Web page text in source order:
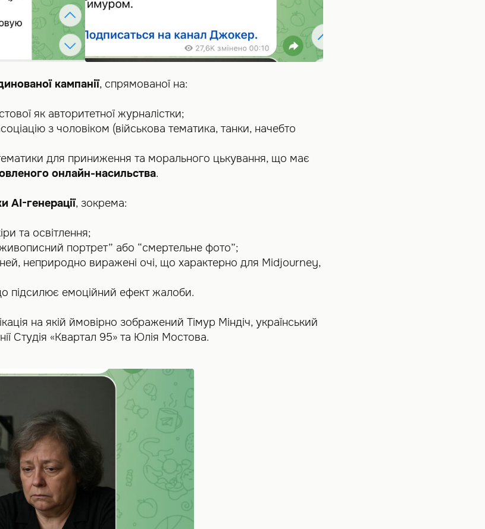
кампанії, спрямованої на:
як авторитетної журналістки;
з чоловіком (військова тематика, танки, начебто
для приниження та морального цькування, що має
онлайн-насильства.
AI-генерації, зокрема:
та освітлення;
портрет” або “смертельне фото”;
неприродно виражені очі, що характерно для Midjourney,
підсилює емоційний ефект жалоби.
на якій ймовірно зображений Тімур Міндіч, український
Студія «Квартал 95» та Юлія Мостова.